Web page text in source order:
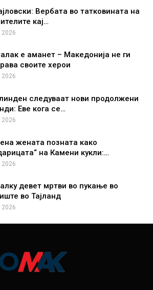
Вербата во татковината на
кај…
2026
е аманет – Македонија не ги
своите херои
2026
следуваат нови продолжени
Еве кога се…
2026
жената позната како
на Камени кукли:…
2026
девет мртви во пукање во
во Тајланд
2026